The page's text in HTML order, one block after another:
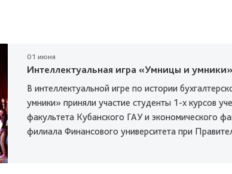
01 июня
Интеллектуальная игра «Умницы и умники»
В интеллектуальной игре по истории
умники» приняли участие студенты 1-х курсов
факультета Кубанского ГАУ и экономического
филиала Финансового университета при